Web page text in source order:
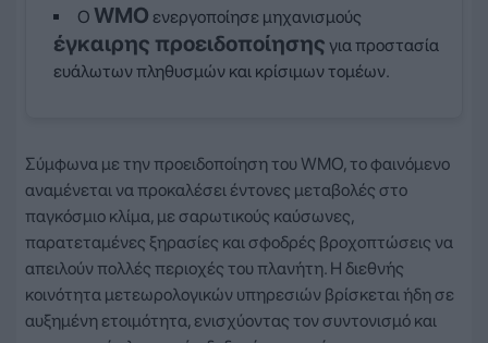
Ο WMO ενεργοποίησε μηχανισμούς
έγκαιρης προειδοποίησης για προστασία
ευάλωτων πληθυσμών και κρίσιμων τομέων.
Σύμφωνα με την προειδοποίηση του WMO, το φαινόμενο
αναμένεται να προκαλέσει έντονες μεταβολές στο
παγκόσμιο κλίμα, με σαρωτικούς καύσωνες,
παρατεταμένες ξηρασίες και σφοδρές βροχοπτώσεις να
απειλούν πολλές περιοχές του πλανήτη. Η διεθνής
κοινότητα μετεωρολογικών υπηρεσιών βρίσκεται ήδη σε
αυξημένη ετοιμότητα, ενισχύοντας τον συντονισμό και